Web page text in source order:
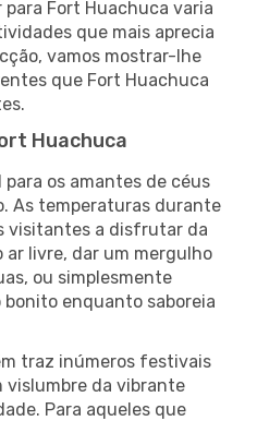
Fort Huachuca varia
que mais aprecia
vamos mostrar-lhe
que Fort Huachuca
Huachuca
para os amantes de céus
As temperaturas durante
visitantes a disfrutar da
ar livre, dar um mergulho
ou simplesmente
enquanto saboreia
traz inúmeros festivais
da vibrante
Para aqueles que